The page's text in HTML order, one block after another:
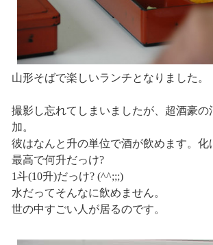
山形そばで楽しいランチとなりました。
撮影し忘れてしまいましたが、超酒豪の
加。
彼はなんと升の単位で酒が飲めます。化
最高で何升だっけ?
1斗(10升)だっけ? (^^;;;)
水だってそんなに飲めません。
世の中すごい人が居るのです。